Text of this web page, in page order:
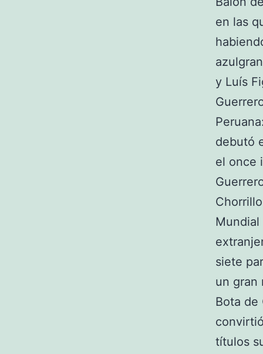
en las
y Luís
debutó
el once
siete
un gran
Bota de
títulos